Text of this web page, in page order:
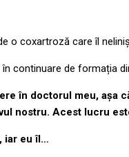
o coxartroză care îl
continuare de formația
în doctorul meu, aşa
nostru. Acest lucru
iar eu îl…